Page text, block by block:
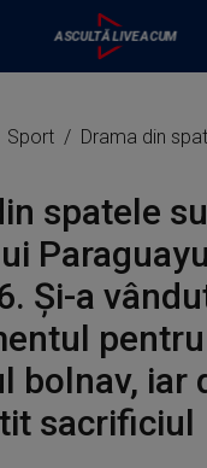
Sport Drama din spatele succesului portarului Paraguayului de la CM 2026.
spatele
Și-a
bolnav, iar
sacrificiul